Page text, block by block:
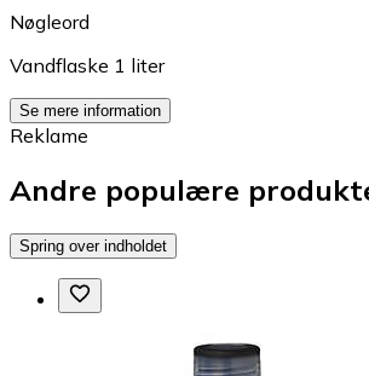
Nøgleord
Vandflaske 1 liter
Se mere information
Reklame
Andre populære
Spring over indholdet